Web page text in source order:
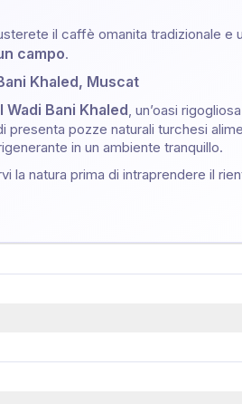
il caffè omanita tradizionale e
campo.
Khaled, Muscat
Bani Khaled, un’oasi
pozze naturali turchesi
in un ambiente tranquillo.
la natura prima di intraprendere il
Non incluso